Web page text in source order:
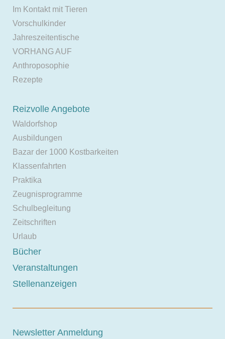
Im Kontakt mit Tieren
Vorschulkinder
Jahreszeitentische
VORHANG AUF
Anthroposophie
Rezepte
Reizvolle Angebote
Waldorfshop
Ausbildungen
Bazar der 1000 Kostbarkeiten
Klassenfahrten
Praktika
Zeugnisprogramme
Schulbegleitung
Zeitschriften
Urlaub
Bücher
Veranstaltungen
Stellenanzeigen
Newsletter Anmeldung